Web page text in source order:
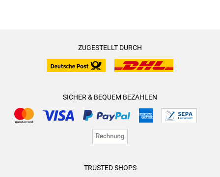
ZUGESTELLT DURCH
SICHER & BEQUEM BEZAHLEN
TRUSTED SHOPS